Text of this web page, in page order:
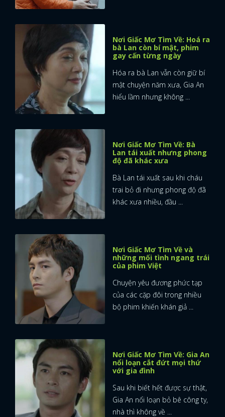
Nơi Giấc Mơ Tìm Về: Hoá ra
bà Lan còn bí mật, phim
gay cấn từng ngày
Hóa ra bà Lan vẫn còn giữ bí
mật chuyện năm xưa, Gia An
hiểu lầm nhưng không ...
Nơi Giấc Mơ Tìm Về: Bà
Lan tái xuất nhưng phong
độ đã khác xưa
Bà Lan tái xuất sau khi cháu
trai bỏ đi nhưng phong độ đã
khác xưa nhiều, đầu ...
Nơi Giấc Mơ Tìm Về và
những mối tình ngang trái
của phim Việt
Chuyện yêu đương phức tạp
của các cặp đôi trong nhiều
bộ phim khiến khán giả ...
Nơi Giấc Mơ Tìm Về: Gia An
nổi loạn cắt đứt mọi thứ
với gia đình
Sau khi biết hết được sự thật,
Gia An nổi loạn bỏ bê công ty,
nhà thì không về ...